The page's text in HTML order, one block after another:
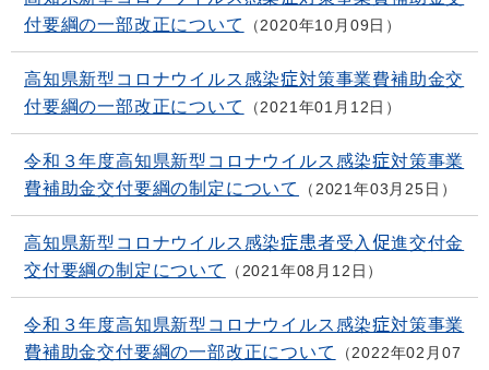
付要綱の一部改正について
2020年10月09日
高知県新型コロナウイルス感染症対策事業費補助金交
付要綱の一部改正について
2021年01月12日
令和３年度高知県新型コロナウイルス感染症対策事業
費補助金交付要綱の制定について
2021年03月25日
高知県新型コロナウイルス感染症患者受入促進交付金
交付要綱の制定について
2021年08月12日
令和３年度高知県新型コロナウイルス感染症対策事業
費補助金交付要綱の一部改正について
2022年02月07